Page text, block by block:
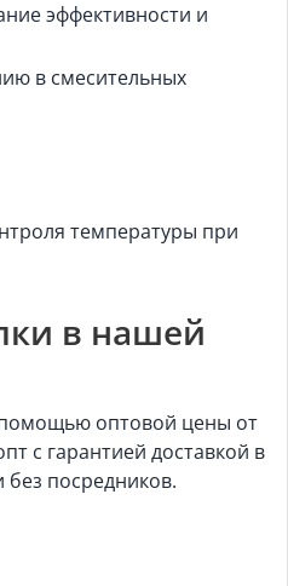
эффективности и
в смесительных
температуры при
в нашей
оптовой цены от
с гарантией доставкой в
без посредников.